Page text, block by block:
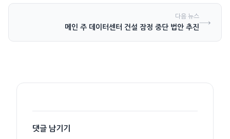
다음 뉴스
메인 주 데이터센터 건설 잠정 중단 법안 추진→
댓글 남기기